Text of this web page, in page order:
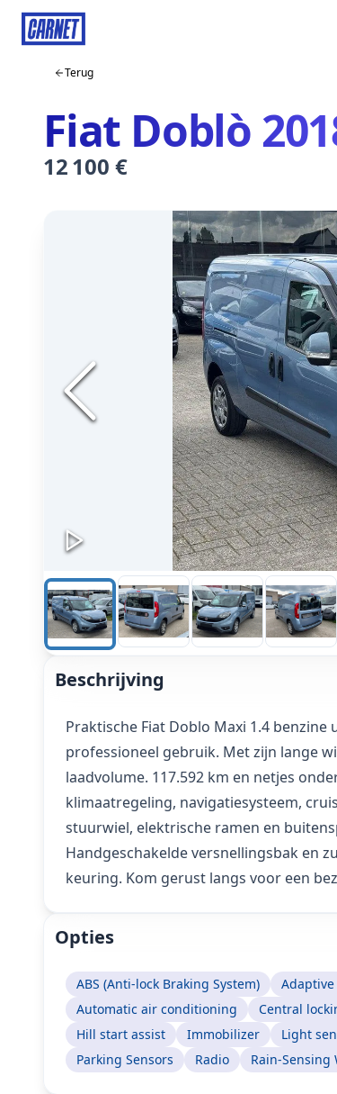
Terug
Fiat Doblò
12 100 €
Beschrijving
Praktische Fiat Doblo Maxi 1.4
professioneel gebruik. Met zijn lange
laadvolume. 117.592 km en netjes
klimaatregeling, navigatiesysteem,
stuurwiel, elektrische ramen en
Handgeschakelde versnellingsbak en
keuring. Kom gerust langs voor een
Opties
ABS (Anti-lock Braking System)
Automatic air conditioning
Central
Hill start assist
Immobilizer Light
Parking Sensors
Radio Rain-Sensing